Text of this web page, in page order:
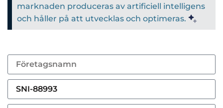
marknaden produceras av artificiell intelligens
och håller på att utvecklas och optimeras.